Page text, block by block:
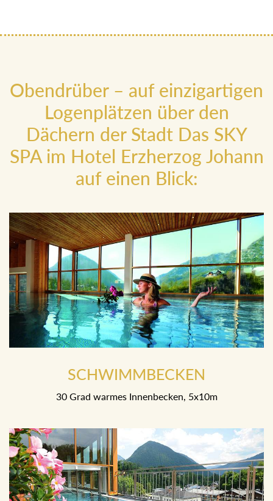
Obendrüber – auf einzigartigen
Logenplätzen über den
Dächern der Stadt Das SKY
SPA im Hotel Erzherzog Johann
auf einen Blick:
SCHWIMMBECKEN
30 Grad warmes Innenbecken, 5x10m